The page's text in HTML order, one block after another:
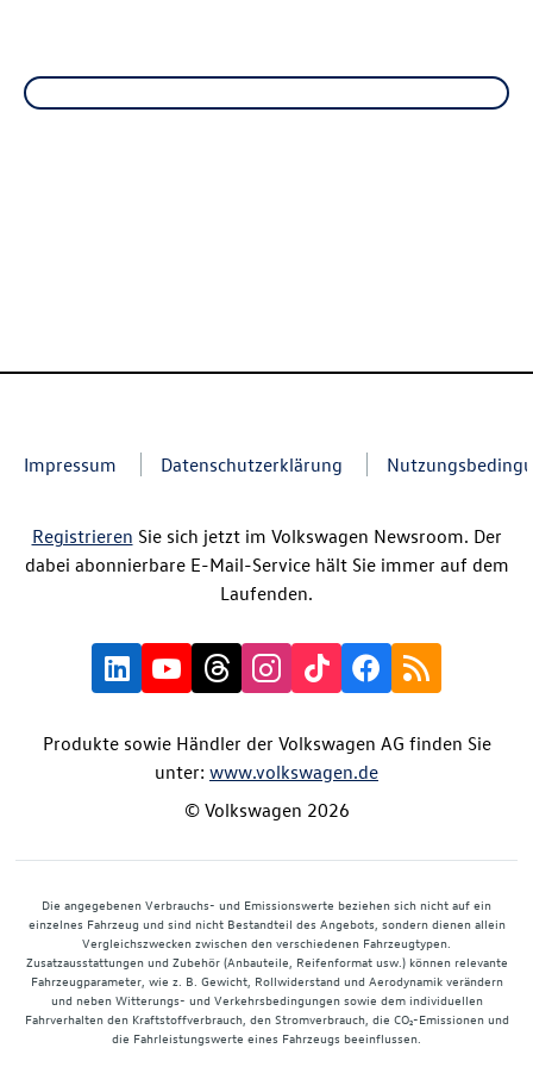
Impressum Datenschutzerklärung
Registrieren Sie sich jetzt im Volkswagen Newsroom. Der
dabei abonnierbare E-Mail-Service hält Sie immer auf dem
Laufenden.
Produkte sowie Händler der Volkswagen AG finden Sie
unter: www.volkswagen.de
© Volkswagen 2026
Die angegebenen Verbrauchs- und Emissionswerte beziehen sich nicht auf ein
einzelnes Fahrzeug und sind nicht Bestandteil des Angebots, sondern dienen allein
Vergleichszwecken zwischen den verschiedenen Fahrzeugtypen.
Zusatzausstattungen und Zubehör (Anbauteile, Reifenformat usw.) können relevante
Fahrzeugparameter, wie z. B. Gewicht, Rollwiderstand und Aerodynamik verändern
und neben Witterungs- und Verkehrsbedingungen sowie dem individuellen
Fahrverhalten den Kraftstoffverbrauch, den Stromverbrauch, die CO₂-Emissionen und
die Fahrleistungswerte eines Fahrzeugs beeinflussen.